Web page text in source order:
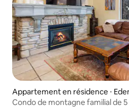
Appartement en résidence ⋅
Condo de montagne familial de